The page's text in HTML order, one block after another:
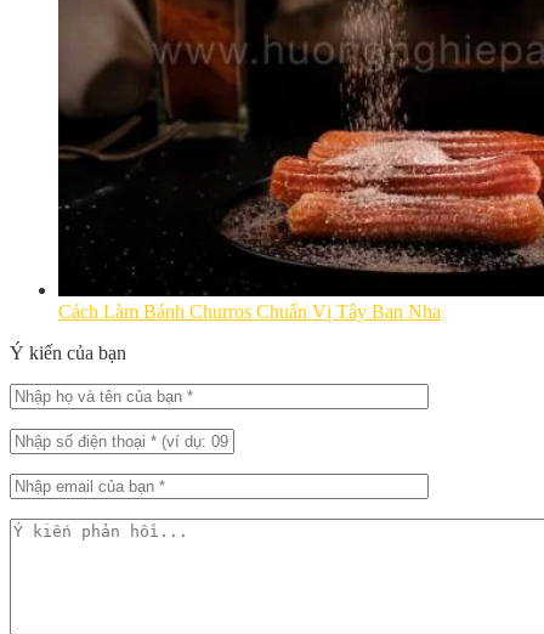
Cách Làm Bánh Churros Chuẩn Vị Tây Ban Nha
Ý kiến của bạn